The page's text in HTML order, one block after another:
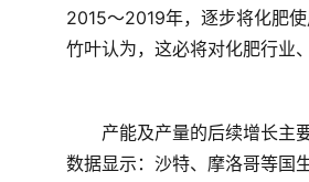
2015～2019年，逐步将化肥
竹叶认为，这必将对化肥行业
产能及产量的后续增长主要
数据显示：沙特、摩洛哥等国